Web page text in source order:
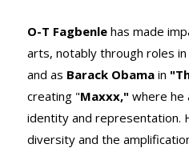
O-T Fagbenle has made
arts, notably through roles in
and as Barack Obama in
creating "Maxxx," where he
identity and representation.
diversity and the